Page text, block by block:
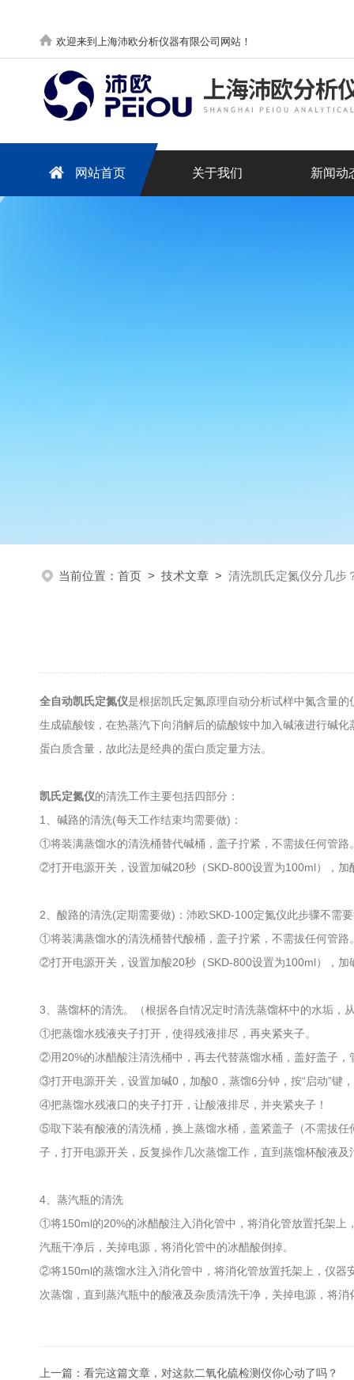
欢迎来到上海沛欧分析仪器有限公司网站！
网站首页 关于我们 新闻动
当前位置： 首页 > 技术文章 > 清洗凯氏定氮仪分几步
全自动凯氏定氮仪是根据凯氏定氮原理自动分析试样中氮含量
生成硫酸铵，在热蒸汽下向消解后的硫酸铵中加入碱液进行碱
蛋白质含量，故此法是经典的蛋白质定量方法。
凯氏定氮仪的清洗工作主要包括四部分：
1、碱路的清洗(每天工作结束均需要做)：
①将装满蒸馏水的清洗桶替代碱桶，盖子拧紧，不需拔任何管路
②打开电源开关，设置加碱20秒（SKD-800设置为100ml），加
2、酸路的清洗(定期需要做)：沛欧SKD-100定氮仪此步骤不需
①将装满蒸馏水的清洗桶替代酸桶，盖子拧紧，不需拔任何管路
②打开电源开关，设置加酸20秒（SKD-800设置为100ml），加
3、蒸馏杯的清洗。（根据各自情况定时清洗蒸馏杯中的水垢，
①把蒸馏水残液夹子打开，使得残液排尽，再夹紧夹子。
②用20%的冰醋酸注清洗桶中，再去代替蒸馏水桶，盖好盖子，
③打开电源开关，设置加碱0，加酸0，蒸馏6分钟，按“启动”键
④把蒸馏水残液口的夹子打开，让酸液排尽，并夹紧夹子！
⑤取下装有酸液的清洗桶，换上蒸馏水桶，盖紧盖子（不需拔
子，打开电源开关，反复操作几次蒸馏工作，直到蒸馏杯酸液及
4、蒸汽瓶的清洗
①将150ml的20%的冰醋酸注入消化管中，将消化管放置托架上
汽瓶干净后，关掉电源，将消化管中的冰醋酸倒掉。
②将150ml的蒸馏水注入消化管中，将消化管放置托架上，仪器
次蒸馏，直到蒸汽瓶中的酸液及杂质清洗干净，关掉电源，将
上一篇： 看完这篇文章，对这款二氧化硫检测仪你心动了吗？